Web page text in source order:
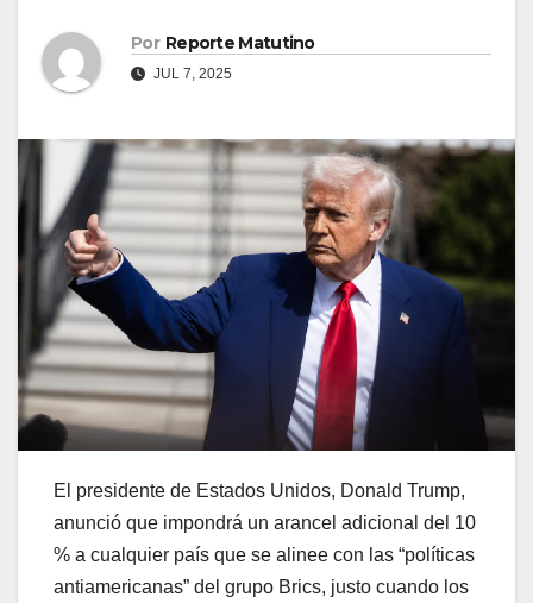
Por Reporte Matutino
JUL 7, 2025
El presidente de Estados Unidos, Donald Trump,
anunció que impondrá un arancel adicional del 10
% a cualquier país que se alinee con las “políticas
antiamericanas” del grupo Brics, justo cuando los